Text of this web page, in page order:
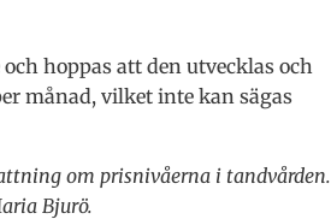
hoppas att den utvecklas och
månad, vilket inte kan sägas
om prisnivåerna i tandvården.
Bjurö.